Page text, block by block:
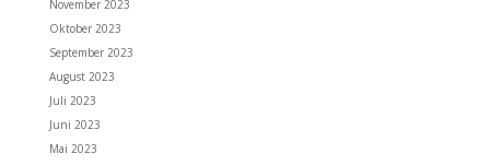
November 2023
Oktober 2023
September 2023
August 2023
Juli 2023
Juni 2023
Mai 2023